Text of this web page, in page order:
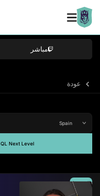
مباشر
عودة
QL Next Level
المتوسط